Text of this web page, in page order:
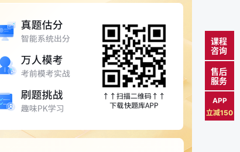
课程
咨询
售后
服务
APP
立减150